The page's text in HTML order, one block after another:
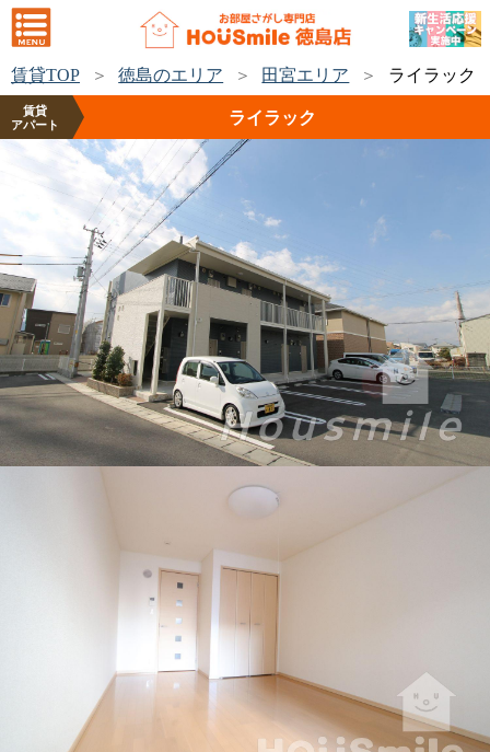
賃貸TOP 徳島のエリア 田宮エリア ライラック
賃貸
アパート
ライラック